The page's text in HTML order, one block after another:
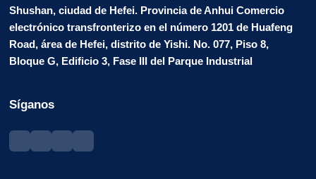
Shushan, ciudad de Hefei. Provincia de Anhui Comercio
electrónico transfronterizo en el número 1201 de Huafeng
Road, área de Hefei, distrito de Yishi. No. 077, Piso 8,
Bloque G, Edificio 3, Fase III del Parque Industrial
Síganos